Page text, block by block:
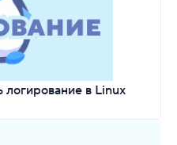
логирование в Linux